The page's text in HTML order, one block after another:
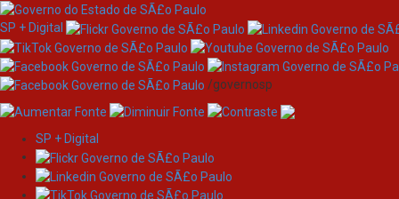
SP + Digital
/governosp
SP + Digital